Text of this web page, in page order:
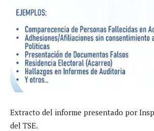
Extracto del informe presentado por
del TSE.